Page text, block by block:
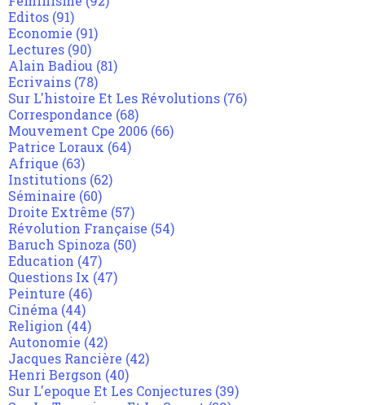
Editos (91)
Economie (91)
Lectures (90)
Alain Badiou (81)
Ecrivains (78)
Sur L'histoire Et Les Révolutions (76)
Correspondance (68)
Mouvement Cpe 2006 (66)
Patrice Loraux (64)
Afrique (63)
Institutions (62)
Séminaire (60)
Droite Extrême (57)
Révolution Française (54)
Baruch Spinoza (50)
Education (47)
Questions Ix (47)
Peinture (46)
Cinéma (44)
Religion (44)
Autonomie (42)
Jacques Rancière (42)
Henri Bergson (40)
Sur L'epoque Et Les Conjectures (39)